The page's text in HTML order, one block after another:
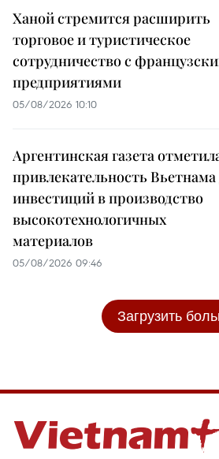
Ханой стремится расширить
торговое и туристическое
сотрудничество с
предприятиями
05/08/2026 10:10
Аргентинская газета
привлекательность Вьетнама
инвестиций в производство
высокотехнологичных
материалов
05/08/2026 09:46
Загрузить